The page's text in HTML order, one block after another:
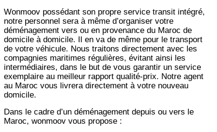
Wonmoov possédant son propre service transit intégré,
notre personnel sera à même d’organiser votre
déménagement vers ou en provenance du Maroc de
domicile à domicile. Il en va de même pour le transport
de votre véhicule. Nous traitons directement avec les
compagnies maritimes régulières, évitant ainsi les
intermédiaires, dans le but de vous garantir un service
exemplaire au meilleur rapport qualité-prix. Notre agent
au Maroc vous livrera directement à votre nouveau
domicile.
Dans le cadre d’un déménagement depuis ou vers le
Maroc, wonmoov vous propose :